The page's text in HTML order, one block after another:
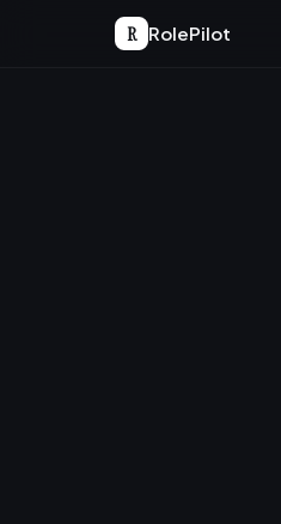
R RolePilot